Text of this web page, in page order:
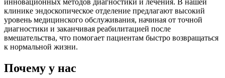
инновационных методов диагностики и лечения. В нашей
клинике эндоскопическое отделение предлагают высокий
уровень медицинского обслуживания, начиная от точной
диагностики и заканчивая реабилитацией после
вмешательства, что помогает пациентам быстро возвращаться
к нормальной жизни.
Почему у нас